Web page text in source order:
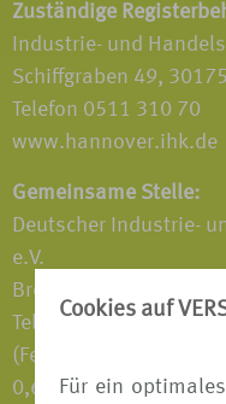
Cookies auf
Für ein
Zuständige
Industrie- und
Schiffgraben 49,
Telefon
Gemeinsame Stelle:
Deutscher Industrie-
e.V.
Breite Straße 29, D-
Telefon: 0180 600 58 50
(Festnetzpreis 0,20
0,60 €/Anruf)